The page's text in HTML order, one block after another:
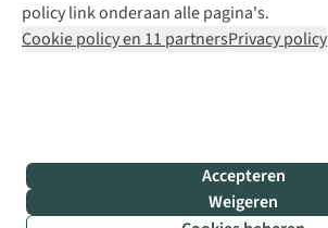
policy link onderaan alle pagina's.
Cookie policy en 11 partnersPrivacy policy
Accepteren
Weigeren